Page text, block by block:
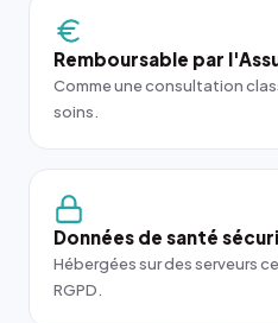
Remboursable par
Comme une consultation
soins.
Données de santé
Hébergées sur des serveurs
RGPD.